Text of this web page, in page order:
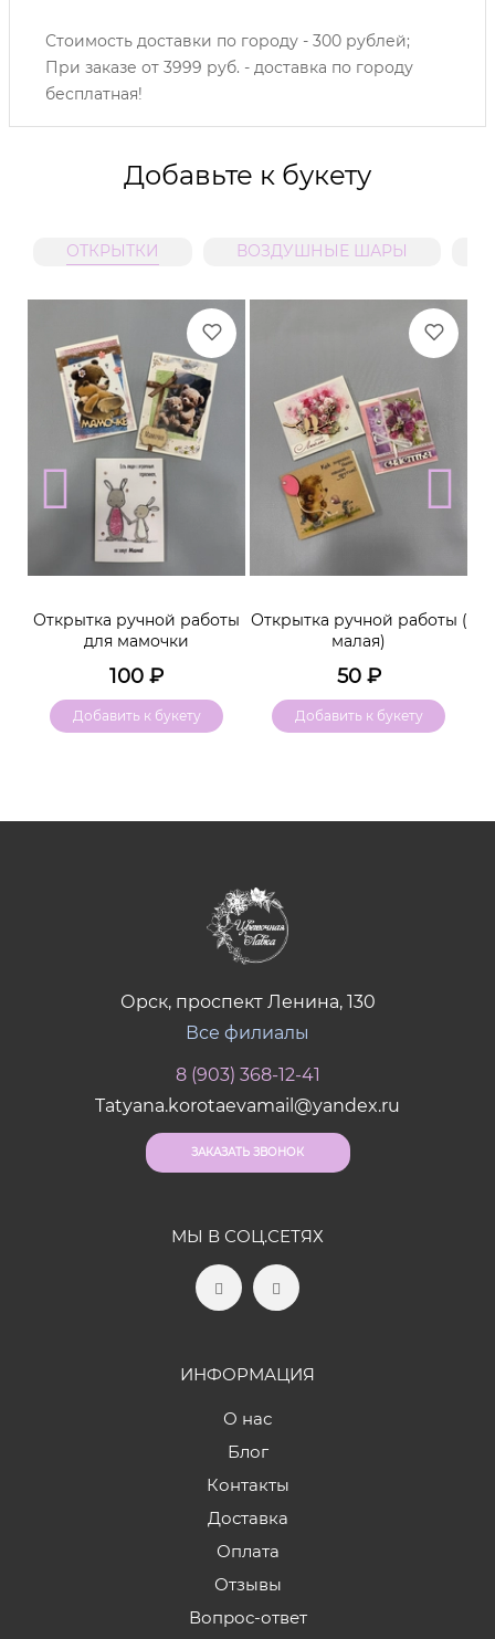
Стоимость доставки по городу - 300 рублей;
При заказе от 3999 руб. - доставка по городу
бесплатная!
Добавьте к букету
ОТКРЫТКИ ВОЗДУШНЫЕ ШАРЫ
Открытка ручной работы
для мамочки
100 ₽
Добавить к букету
Открытка ручной работы (
малая)
50₽
Добавить к букету
Орск, проспект Ленина, 130
Все филиалы
8 (903) 368-12-41
Tatyana.korotaevamail@yandex.ru
ЗАКАЗАТЬ ЗВОНОК
МЫ В СОЦ.СЕТЯХ
ИНФОРМАЦИЯ
О нас
Блог
Контакты
Доставка
Оплата
Отзывы
Вопрос-ответ